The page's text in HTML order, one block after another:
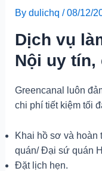
By dulichq /08/12/
Dịch vụ
Nội uy tín,
Greencanal luôn
chi phí tiết kiệm tối
Khai hồ sơ và
quán/ Đại sứ quán
Đặt lịch hẹn.